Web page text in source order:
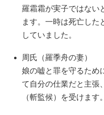
羅霜霜が実子ではない
ます。一時は死亡した
していました。
周氏（羅季舟の妻）
娘の嘘と罪を守るため
て自分の仕業だと主張
（斬監候）を受けます。